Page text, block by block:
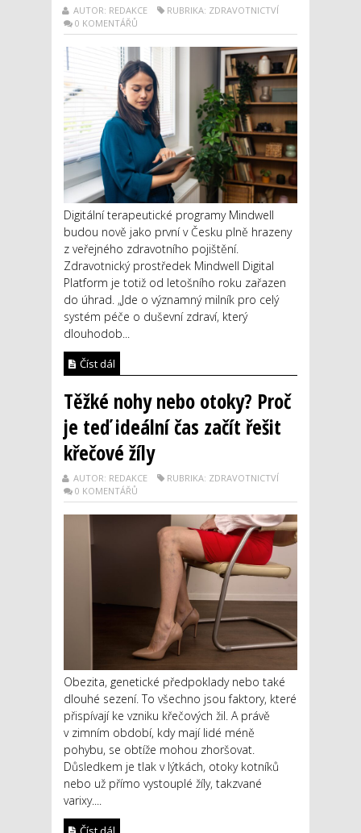
AUTOR: REDAKCE
RUBRIKA: ZDRAVOTNICTVÍ
0 KOMENTÁŘŮ
Digitální terapeutické programy Mindwell
budou nově jako první v Česku plně hrazeny
z veřejného zdravotního pojištění.
Zdravotnický prostředek Mindwell Digital
Platform je totiž od letošního roku zařazen
do úhrad. „Jde o významný milník pro celý
systém péče o duševní zdraví, který
dlouhodob...
Číst dál
Těžké nohy nebo otoky? Proč
je teď ideální čas začít řešit
křečové žíly
AUTOR: REDAKCE
RUBRIKA: ZDRAVOTNICTVÍ
0 KOMENTÁŘŮ
Obezita, genetické předpoklady nebo také
dlouhé sezení. To všechno jsou faktory, které
přispívají ke vzniku křečových žil. A právě
v zimním období, kdy mají lidé méně
pohybu, se obtíže mohou zhoršovat.
Důsledkem je tlak v lýtkách, otoky kotníků
nebo už přímo vystouplé žíly, takzvané
varixy....